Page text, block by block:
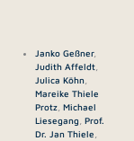
Janko Geßner,
Judith Affeldt,
Julica Köhn,
Mareike Thiele
Protz, Michael
Liesegang Prof.
Dr. Jan Thiele